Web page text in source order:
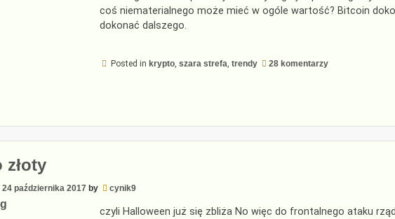
coś niematerialnego może mieć w ogóle wartość? Bitcoin
dokonać dalszego.
Posted in krypto, szara strefa trendy 28 komentarzydo
mania?
złoty
24 października 2017by cynik9
czyli Halloween już się zbliża No więc do frontalnego ataku